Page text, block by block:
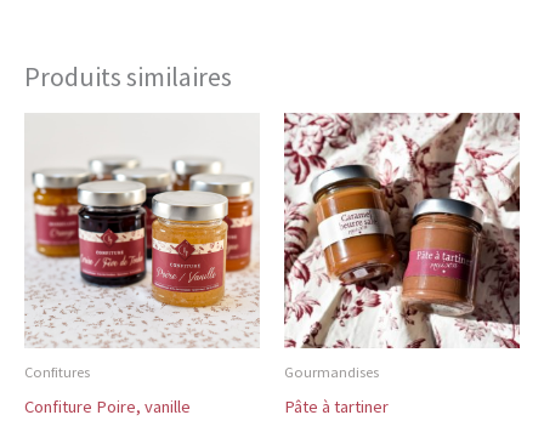
Produits similaires
Confitures
Confiture Poire, vanille
Gourmandises
Pâte à tartiner